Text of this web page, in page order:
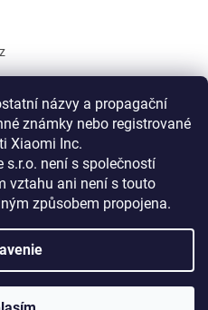
názvy a propagační
známky nebo registrované
Xiaomi Inc.
s.r.o. není s společností
vztahu ani není s touto
způsobem propojena.
a propagačné materiály
ochranné známky
Store iStage s.r.o. nie je s
priamom vzťahu ani nie je s
Shoptet
. Všetky práva vyhradené.